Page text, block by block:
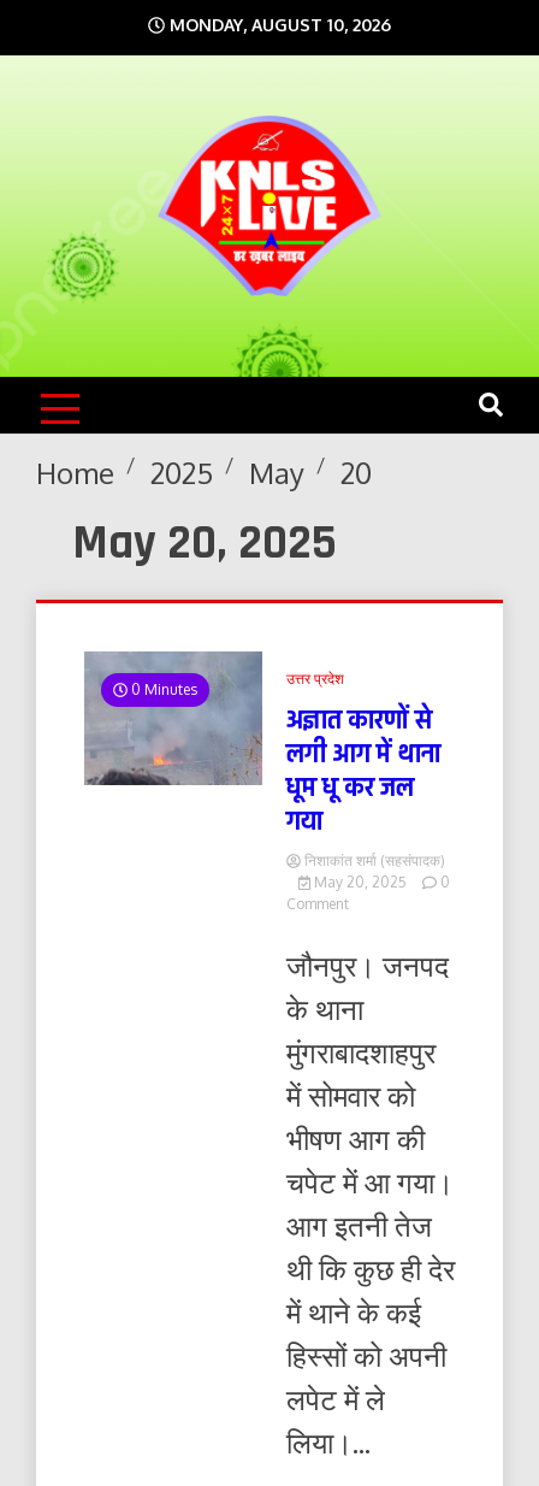
to
MONDAY, AUGUST 10, 2026
KNLS LIVE
India`s No.1 News Portal
Home 2025 May 20
May 20, 2025
0 Minutes
उत्तर प्रदेश
अज्ञात कारणों से
लगी आग में थाना
धूम धू कर जल
गया
निशाकांत शर्मा (सहसंपादक)
May 20, 2025
0
Commenton
से
आग
थाना
धू
जल
गया
जौनपुर। जनपद
के थाना
मुंगराबादशाहपुर
में सोमवार को
भीषण आग की
चपेट में आ गया।
आग इतनी तेज
थी कि कुछ ही देर
में थाने के कई
हिस्सों को अपनी
लपेट में ले
लिया।...